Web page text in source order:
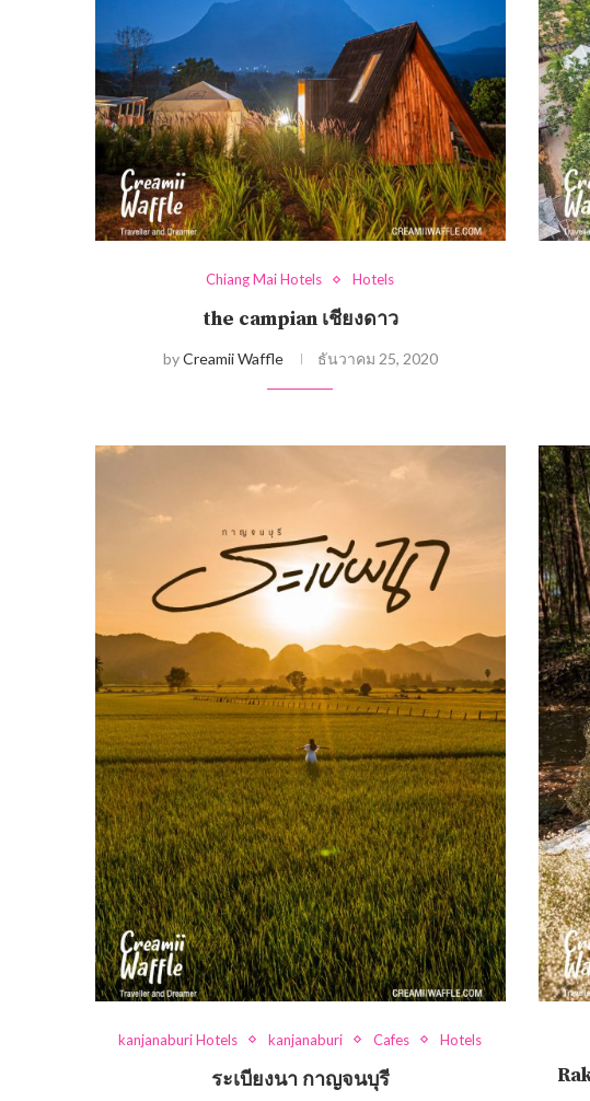
Chiang Mai Hotels Hotels
the campian เชียงดาว
byCreamii Waffle ธันวาคม 25, 2020
kanjanaburi Hotels kanjanaburi Cafes Hotels
ระเบียงนา กาญจนบุรี